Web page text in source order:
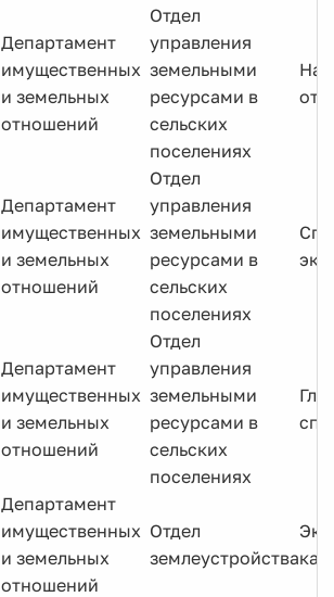
Департамент
имущественных
и земельных
отношений
Отдел
управления
земельными
ресурсами в
сельских
поселениях
Департамент
имущественных
и земельных
отношений
Отдел
управления
земельными
ресурсами в
сельских
поселениях
Департамент
имущественных
и земельных
отношений
Отдел
управления
земельными
ресурсами в
сельских
поселениях
Департамент
имущественных
и земельных
отношений
Отдел
землеустройства